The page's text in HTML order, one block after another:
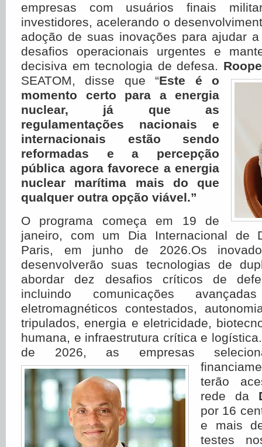
empresas com usuários finais
investidores, acelerando o
adoção de suas inovações para ajudar
desafios operacionais urgentes e
decisiva em tecnologia de defesa. Roope
SEATOM, disse que “Este é o
momento certo para a energia
nuclear, já que as
regulamentações nacionais e
internacionais estão sendo
reformadas e a percepção
pública agora favorece a energia
nuclear marítima mais do que
qualquer outra opção viável.”
O programa começa em 19 de
janeiro, com um Dia Internacional de
Paris, em junho de 2026.Os
desenvolverão suas tecnologias de
abordar dez desafios críticos de
incluindo comunicações
eletromagnéticos contestados,
tripulados, energia e eletricidade,
humana, e infraestrutura crítica e
de 2026, as empresas
terão
rede da
por 16
e mais
testes